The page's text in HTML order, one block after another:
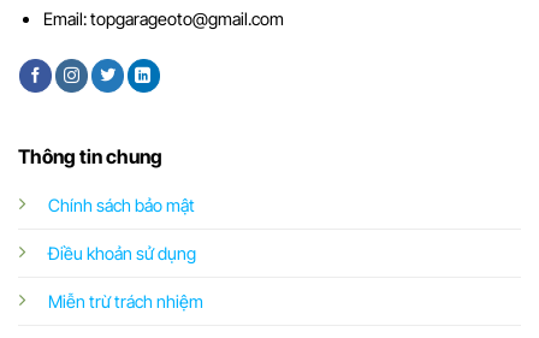
Thông tin chung
Chính sách bảo mật
Điều khoản sử dụng
Miễn trừ trách nhiệm
Email:topgarageoto@gmail.com